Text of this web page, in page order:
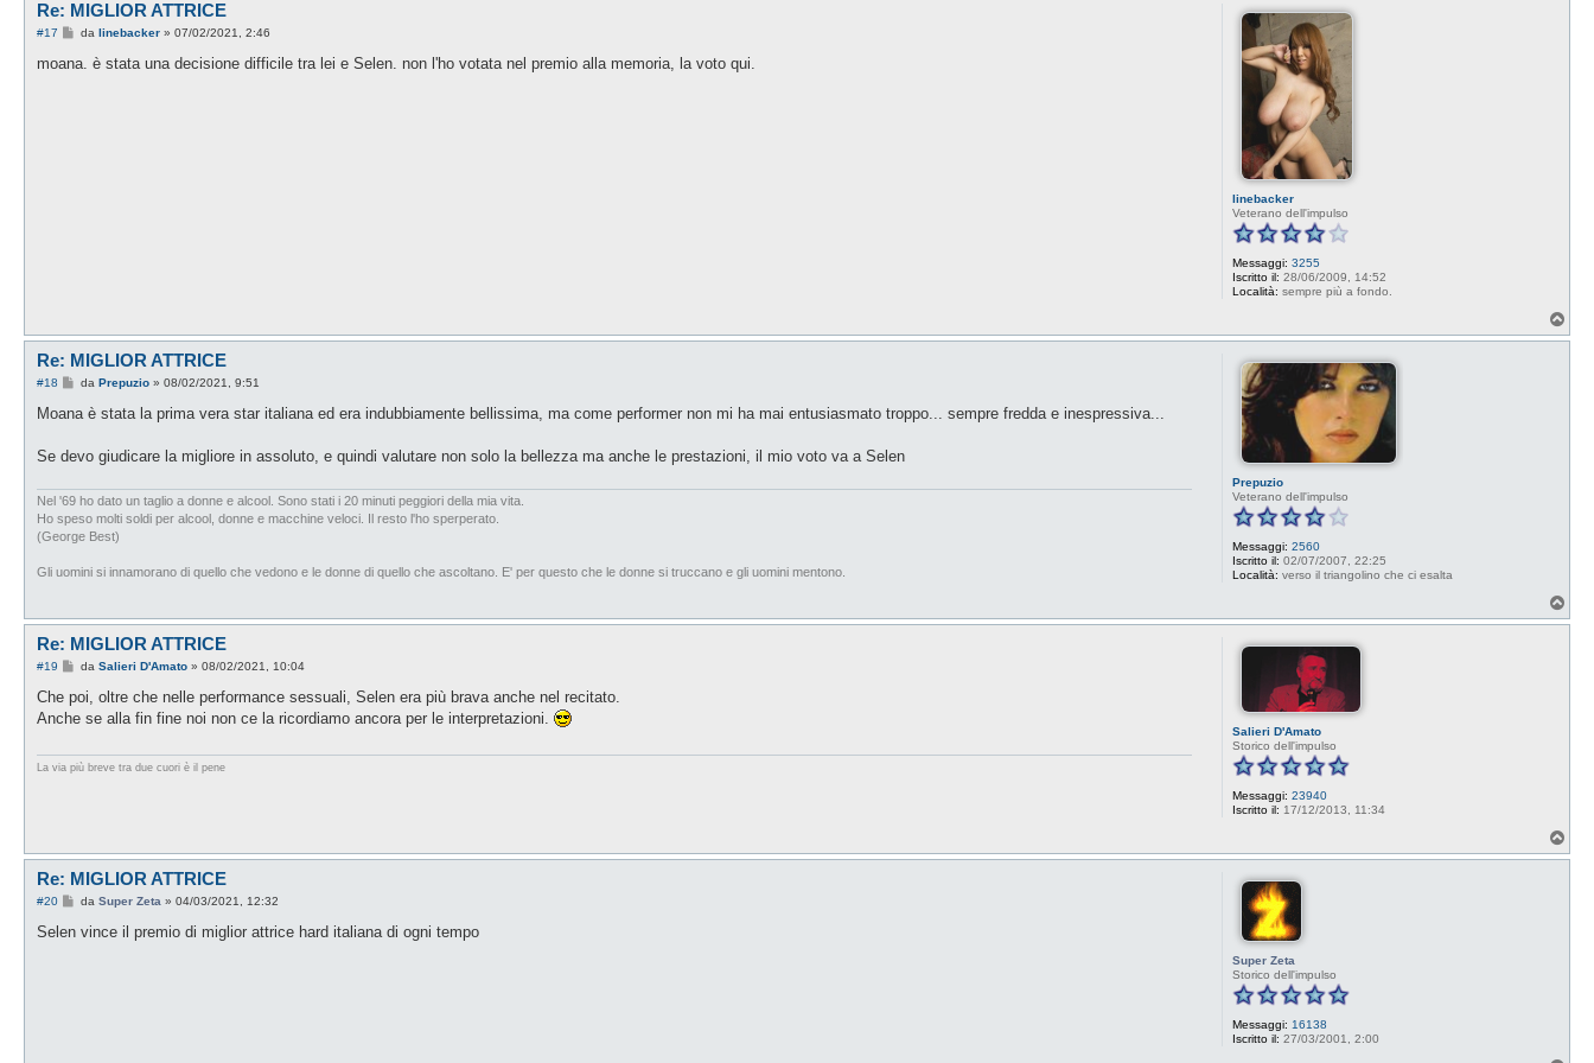
linebacker
Veterano dell'impulso
Messaggi: 3255
Iscritto il: 28/06/2009, 14:52
Località: sempre più a fondo.
Re: MIGLIOR ATTRICE
#17
M
s
da linebacker» 07/02/2021, 2:46
moana. è stata una decisione difficile tra lei e Selen. non l'ho votata nel premio alla memoria, la voto qui.
o
Prepuzio
Veterano dell'impulso
Messaggi: 2560
Iscritto il: 02/07/2007, 22:25
Località: verso il triangolino che ci esalta
Re: MIGLIOR ATTRICE
#18
M
s
g
o
da Prepuzio» 08/02/2021, 9:51
Moana è stata la prima vera star italiana ed era indubbiamente bellissima, ma come performer non mi ha mai entusiasmato troppo... sempre fredda e inespressiva...
Se devo giudicare la migliore in assoluto, e quindi valutare non solo la bellezza ma anche le prestazioni, il mio voto va a Selen
Nel '69 ho dato un taglio a donne e alcool. Sono stati i 20 minuti peggiori della mia vita.
Ho speso molti soldi per alcool, donne e macchine veloci. Il resto l'ho sperperato.
(George Best)
Gli uomini si innamorano di quello che vedono e le donne di quello che ascoltano. E' per questo che le donne si truccano e gli uomini mentono.
o
Salieri D'Amato
Storico dell'impulso
Messaggi: 23940
Iscritto il: 17/12/2013, 11:34
Re: MIGLIOR ATTRICE
#19
M
s
a
i
da Salieri D'Amato» 08/02/2021, 10:04
Che poi, oltre che nelle performance sessuali, Selen era più brava anche nel recitato.
Anche se alla fin fine noi non ce la ricordiamo ancora per le interpretazioni.
La via più breve tra due cuori è il pene
o
Super Zeta
Storico dell'impulso
Messaggi: 16138
Iscritto il: 27/03/2001, 2:00
Re: MIGLIOR ATTRICE
#20
M
s
da Super Zeta » 04/03/2021, 12:32
Selen vince il premio di miglior attrice hard italiana di ogni tempo